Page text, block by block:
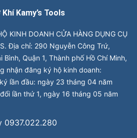
Kamy’s Tools
KINH DOANH CỬA HÀNG DỤNG CỤ
Địa chỉ: 290 Nguyễn Công Trứ,
Quận 1, Thành phố Hồ Chí Minh,
nhận đăng ký hộ kinh doanh:
lần đầu: ngày 23 tháng 04 năm
lần thứ 1, ngày 16 tháng 05 năm
0937.022.280